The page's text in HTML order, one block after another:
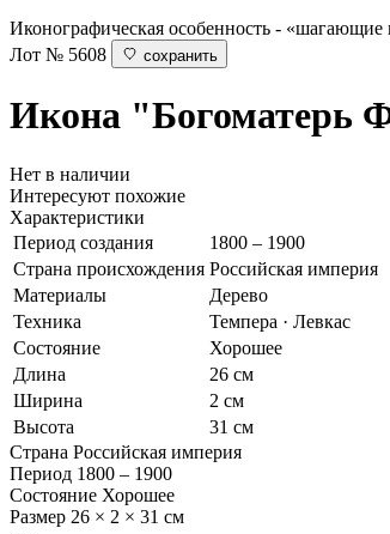
Иконографическая особенность -
Лот № 5608
сохранить
Икона "Богоматерь
Нет в наличии
Интересуют похожие
Характеристики
Период создания
1800 – 1900
Страна происхождения Российская империя
Материалы
Дерево
Техника
Темпера · Левкас
Состояние
Хорошее
Длина
26 см
Ширина
2 см
Высота
31 см
Страна Российская империя
Период 1800 – 1900
Состояние Хорошее
Размер 26 × 2 × 31 см